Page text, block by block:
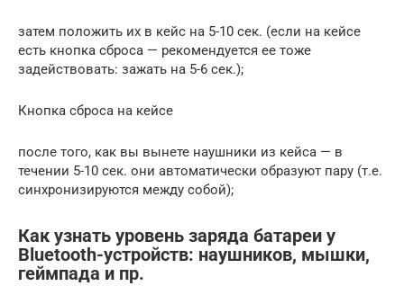
затем положить их в кейс на 5-10 сек. (если на кейсе
есть кнопка сброса — рекомендуется ее тоже
задействовать: зажать на 5-6 сек.);
Кнопка сброса на кейсе
после того, как вы вынете наушники из кейса — в
течении 5-10 сек. они автоматически образуют пару (т.е.
синхронизируются между собой);
Как узнать уровень заряда батареи у
Bluetooth-устройств: наушников, мышки,
геймпада и пр.